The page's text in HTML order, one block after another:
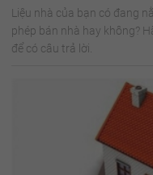
Liệu nhà của bạn có đang
phép bán nhà hay không?
để có câu trả lời.